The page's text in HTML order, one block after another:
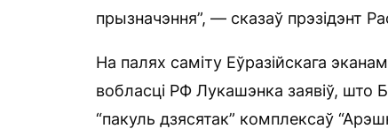
прызначэння”, — сказаў прэзідэнт
На палях саміту Еўразійскага
вобласці РФ Лукашэнка заявіў, што
“пакуль дзясятак” комплексаў